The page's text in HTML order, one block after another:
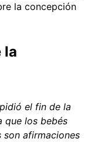
la concepción
la
el fin de la
que los bebés
son afirmaciones